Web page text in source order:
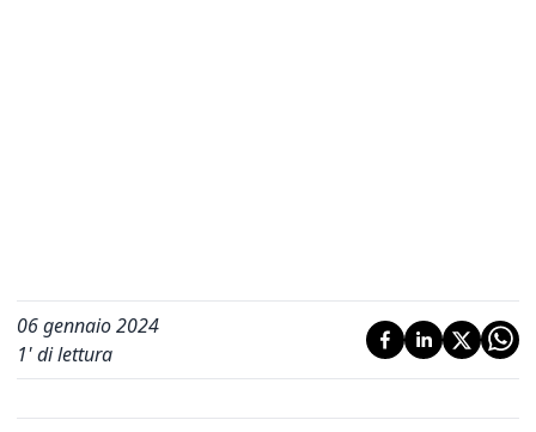
06 gennaio 2024
1' di lettura